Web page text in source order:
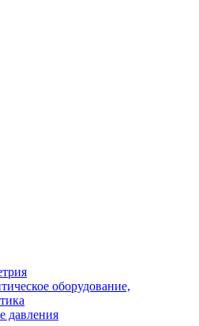
оборудование,
давления